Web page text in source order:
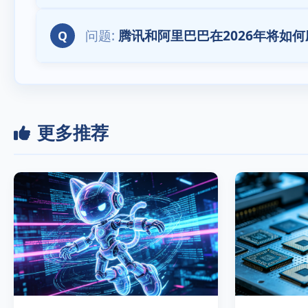
Q 腾讯和阿里巴巴在2026年将如
更多推荐